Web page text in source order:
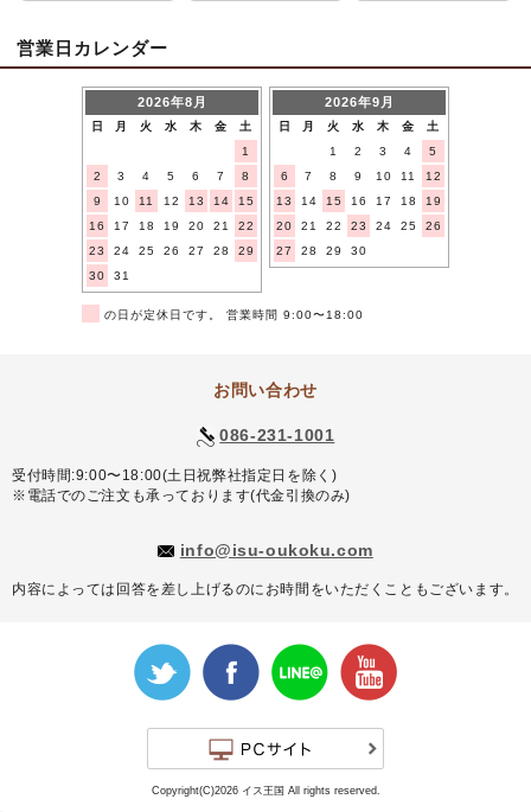
営業日カレンダー
2026年8月
日 月 火 水 木 金
土
1
2
3 4 5 6 7
8
9
10 11 12 13 14
15
16
17 18 19 20 21
22
23
24 25 26 27 28
29
30
31
2026年9月
日 月 火 水 木 金
土
1
2 3 4
5
6
7 8 9 10 11
12
13
14 15 16 17 18
19
20
21 22 23 24 25
26
27
28 29 30
の日が定休日です。 営業時間 9:00〜18:00
お問い合わせ
086-231-1001
受付時間:9:00〜18:00(土日祝弊社指定日を除く)
※電話でのご注文も承っております(代金引換のみ)
info@isu-oukoku.com
内容によっては回答を差し上げるのにお時間をいただくこともございます。
Copyright(C)2026 イス王国 All rights reserved.